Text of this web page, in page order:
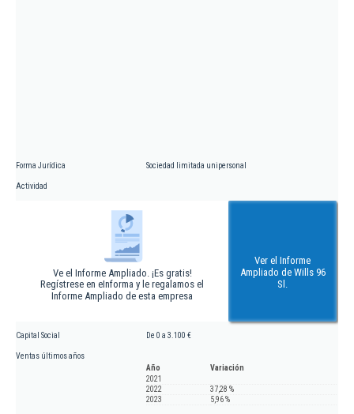
Forma Jurídica Sociedad limitada unipersonal
Actividad
Ve el Informe Ampliado. ¡Es gratis!
Regístrese en eInforma y le regalamos el
Informe Ampliado de esta empresa
Ver el Informe
Ampliado de Wills 96
Sl.
Capital Social De 0 a 3.100 €
Ventas últimos años
Año
Variación
2021
2022
37,28 %
2023
5,96 %